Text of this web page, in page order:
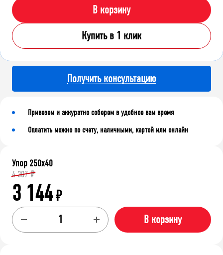
В корзину
Купить в 1 клик
Получить консультацию
Привезем и аккуратно соберем в удобное вам время
Оплатить можно по счету, наличными, картой или онлайн
Упор 250х40
4 307 ₽
3 144₽
В корзину